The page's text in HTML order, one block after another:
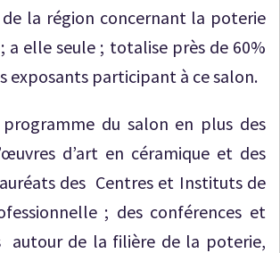
de la région concernant la poterie
a elle seule ; totalise près de 60%
exposants participant à ce salon.
du salon en plus des
d’art en céramique et des
des Centres et Instituts de
; des conférences et
autour de la filière de la poterie,